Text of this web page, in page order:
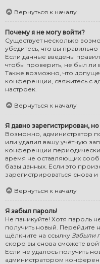
Вернуться к началу
Почему я не могу войти?
Существует несколько
убедитесь, что вы
Если данные введены
чтобы проверить, не был ли
Также возможно, что
конференции, свяжитесь с
настроек.
Вернуться к началу
Я давно зарегистрирован,
Возможно, администратор
или удалил вашу учётную
конференции периодически
время не оставляющих
базы данных. Если это
зарегистрироваться снова и
Вернуться к началу
Я забыл пароль!
Не паникуйте! Хотя пароль
получить новый. Перейдите
щёлкните на ссылку Забыли
скоро вы снова сможете
Если не удалось получить
администратором